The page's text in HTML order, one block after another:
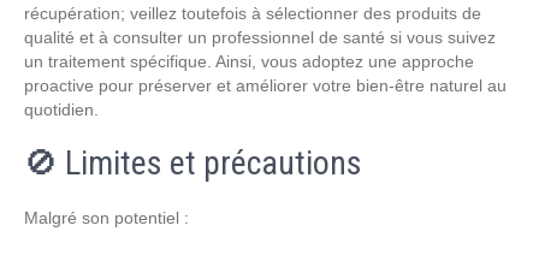
récupération; veillez toutefois à sélectionner des produits de
qualité et à consulter un professionnel de santé si vous suivez
un traitement spécifique. Ainsi, vous adoptez une approche
proactive pour préserver et améliorer votre bien-être naturel au
quotidien.
🚫 Limites et précautions
Malgré son potentiel :